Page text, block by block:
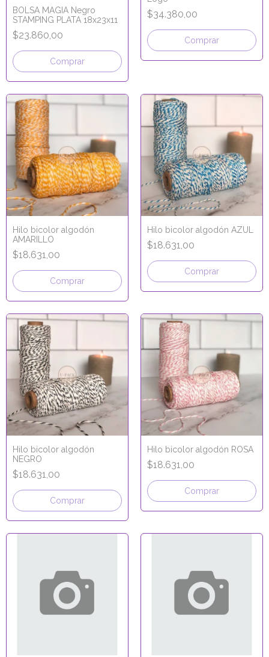
BOLSA MAGIA Negro
STAMPING PLATA 18x23x11
$23.860,00
Comprar
$34.380,00
Comprar
Hilo bicolor algodón
AMARILLO
$18.631,00
Hilo bicolor algodón AZUL
$18.631,00
Hilo bicolor algodón
NEGRO
$18.631,00
Hilo bicolor algodón ROSA
$18.631,00